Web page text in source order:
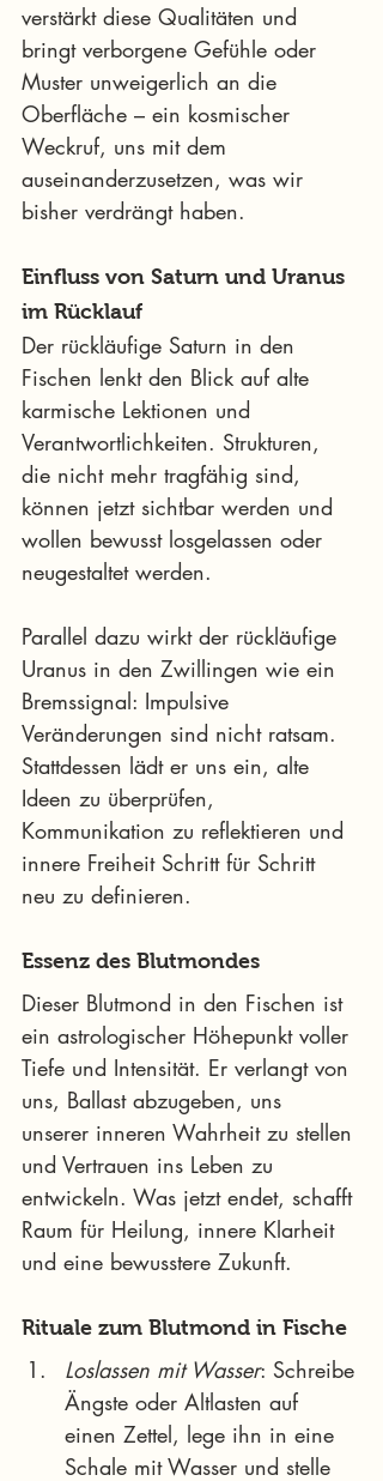
verstärkt diese Qualitäten und
bringt verborgene Gefühle oder
Muster unweigerlich an die
Oberfläche – ein kosmischer
Weckruf, uns mit dem
auseinanderzusetzen, was wir
bisher verdrängt haben.
Einfluss von Saturn und Uranus
im Rücklauf
Der rückläufige Saturn in den
Fischen lenkt den Blick auf alte
karmische Lektionen und
Verantwortlichkeiten. Strukturen,
die nicht mehr tragfähig sind,
können jetzt sichtbar werden und
wollen bewusst losgelassen oder
neugestaltet werden.
Parallel dazu wirkt der rückläufige
Uranus in den Zwillingen wie ein
Bremssignal: Impulsive
Veränderungen sind nicht ratsam.
Stattdessen lädt er uns ein, alte
Ideen zu überprüfen,
Kommunikation zu reflektieren und
innere Freiheit Schritt für Schritt
neu zu definieren.
Essenz des Blutmondes
Dieser Blutmond in den Fischen ist
ein astrologischer Höhepunkt voller
Tiefe und Intensität. Er verlangt von
uns, Ballast abzugeben, uns
unserer inneren Wahrheit zu stellen
und Vertrauen ins Leben zu
entwickeln. Was jetzt endet, schafft
Raum für Heilung, innere Klarheit
und eine bewusstere Zukunft.
Rituale zum Blutmond in Fische
Loslassen mit Wasser: Schreibe
Ängste oder Altlasten auf
einen Zettel, lege ihn in eine
Schale mit Wasser und stelle